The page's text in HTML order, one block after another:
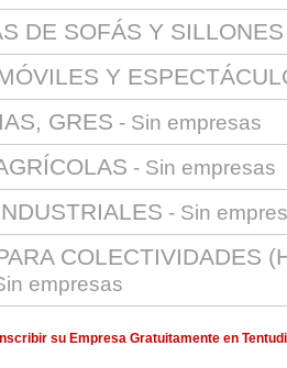
DE SOFÁS Y SILLONES
Y
GRES - Sin empresas
- Sin empresas
- Sin
COLECTIVIDADES
empresas
su Empresa Gratuitamente en